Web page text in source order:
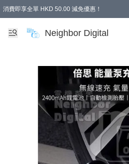
消費即享全單 HKD 50.00 減免優惠！
Neighbor Digital